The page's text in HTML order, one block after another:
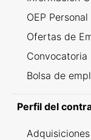
OEP
Ofertas de
Convocatoria
Bolsa de
Perfil del
Adquisiciones